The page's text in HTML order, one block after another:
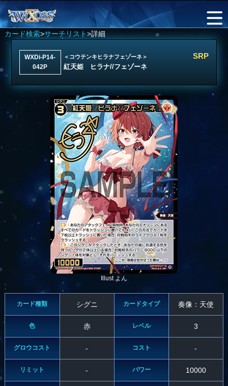
カード検索>サーチリスト>詳細
WXDi-P14-
042P
＜コウテンキヒラナフェゾーネ＞
紅天姫 ヒラナ//フェゾーネ
SRP
Illust よん
カード種類 シグニ カードタイプ 奏像：天使
色 赤 レベル 3
グロウコスト - コスト -
リミット - パワー 10000